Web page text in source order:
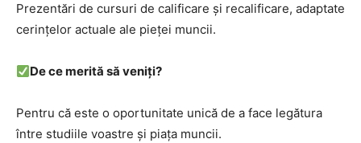
Prezentări de cursuri de calificare și recalificare, adaptate
cerințelor actuale ale pieței muncii.
De ce merită să veniți?
Pentru că este o oportunitate unică de a face legătura
între studiile voastre și piața muncii.